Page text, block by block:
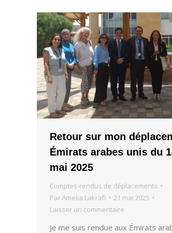
Retour sur mon
Émirats arabes unis du
mai 2025
Comptes-rendus de déplacements
ParAmelia Lakrafi
21 mai 2025
Laisser un commentaire
Je me suis rendue aux Émirats